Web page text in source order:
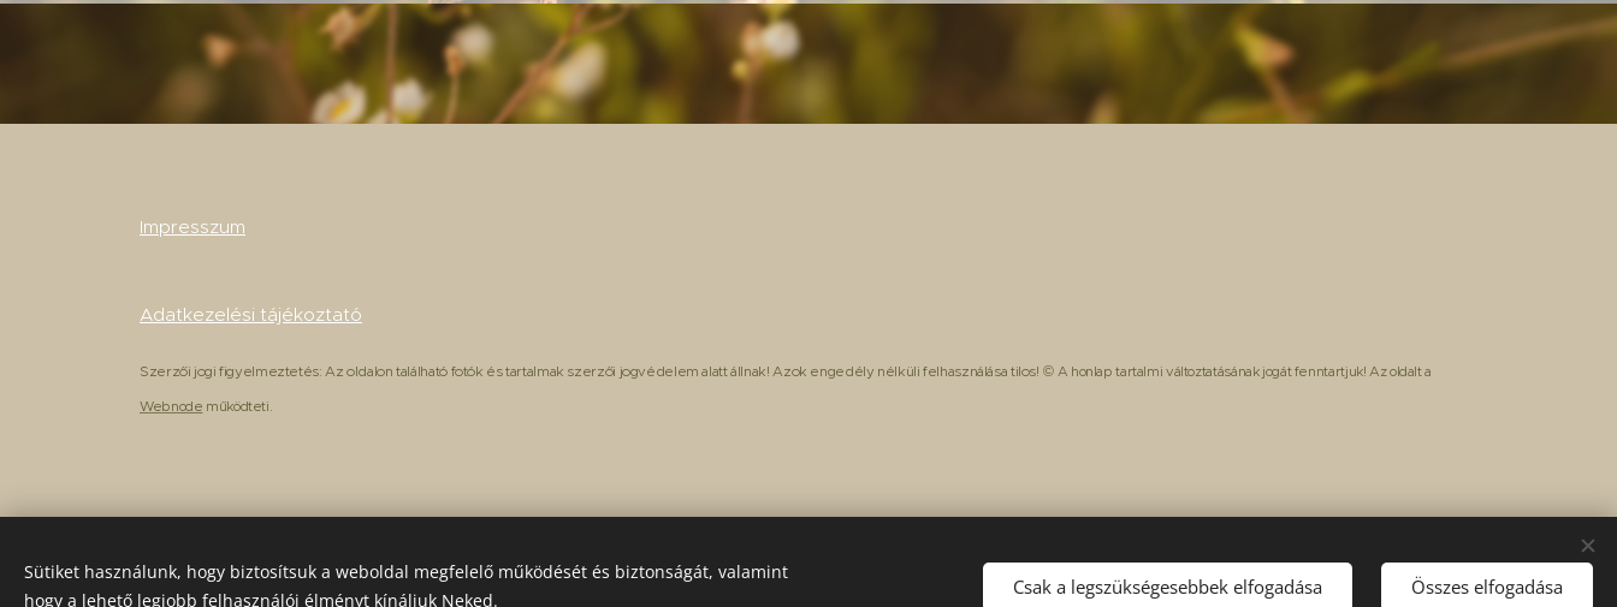
Impresszum
Adatkezelési tájékoztató
Szerzői jogi figyelmeztetés: Az oldalon található fotók és tartalmak szerzői jogvédelem alatt állnak! Azok engedély nélküli felhasználása tilos! © A honlap tartalmi változtatásának jogátfenntartjuk! Az oldalt a
Webnode működteti.
Sütiket használunk, hogy biztosítsuk a weboldal megfelelő működését és biztonságát, valamint
hogy a lehető legjobb felhasználói élményt kínáljuk Neked.
Csak a legszükségesebbek elfogadása Összes elfogadása